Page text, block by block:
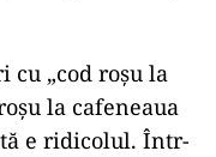
cu „cod roșu la
la cafeneaua
e ridicolul. Într-